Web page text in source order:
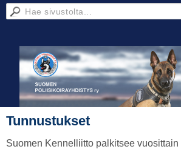
Tunnustukset
Suomen Kennelliitto palkitsee